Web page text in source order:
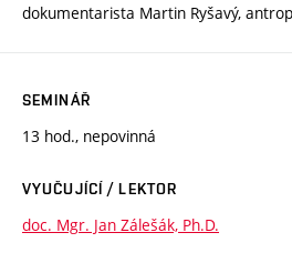
dokumentarista Martin Ryšavý,
SEMINÁŘ
13 hod., nepovinná
VYUČUJÍCÍ / LEKTOR
doc. Mgr. Jan Zálešák, Ph.D.